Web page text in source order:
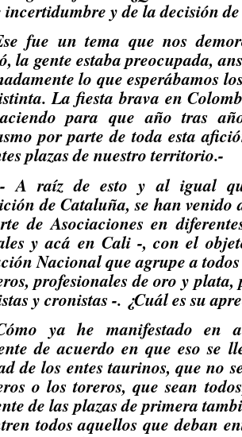
incertidumbre y de la decisión
fue un tema que nos
la gente estaba preocupada,
lo que esperábamos
La fiesta brava en
para que año tras
por parte de toda esta
plazas de nuestro territorio.-
A raíz de esto y al igual
de Cataluña, se han venido
de Asociaciones en
y acá en Cali -, con el
Nacional que agrupe a
profesionales de oro y
y cronistas -. ¿Cuál es su
ya he manifestado en
de acuerdo en que eso se
de los entes taurinos, que no
o los toreros, que sean
de las plazas de primera
todos aquellos que deban